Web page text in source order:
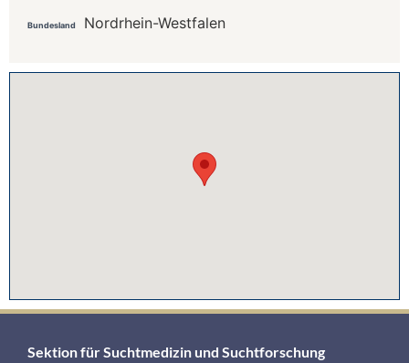
Bundesland Nordrhein-Westfalen
Sektion für Suchtmedizin und Suchtforschung